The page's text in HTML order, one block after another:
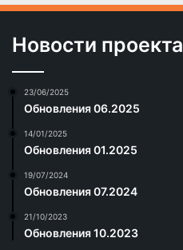
Новости проекта
23/06/2025
Обновления 06.2025
14/01/2025
Обновления 01.2025
19/07/2024
Обновления 07.2024
21/10/2023
Обновления 10.2023